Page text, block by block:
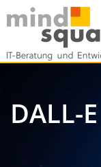
DALL-E